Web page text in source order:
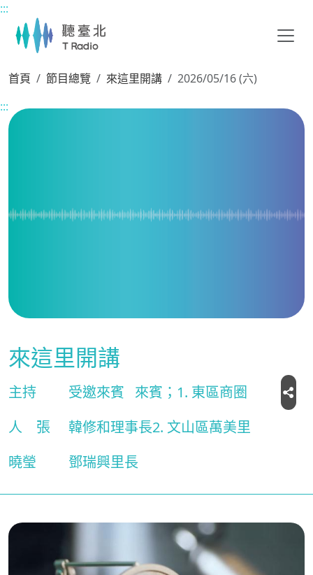
主要內容區塊
:::
首頁 節目總覽 來這里開講
2026/05/16 (六)
:::
來這里開講
主持
人
張
曉瑩
受邀來賓
來賓；1. 東區商圈
韓修和理事長2. 文山區萬美里
鄧瑞興里長